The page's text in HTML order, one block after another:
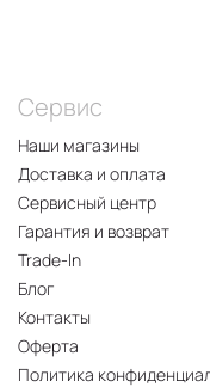
Сервис
Наши магазины
Доставка и оплата
Сервисный центр
Гарантия и возврат
Trade-In
Блог
Контакты
Оферта
Политика